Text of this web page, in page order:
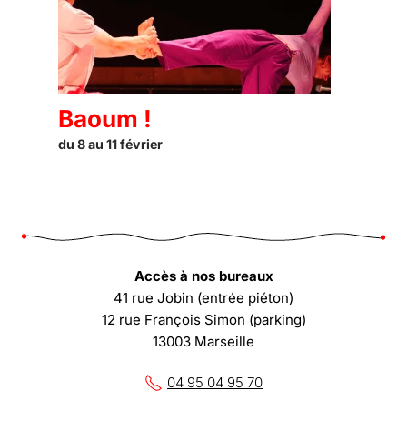
Baoum !
du 8 au 11 février
Accès à nos bureaux
41 rue Jobin (entrée piéton)
12 rue François Simon (parking)
13003 Marseille
04 95 04 95 70